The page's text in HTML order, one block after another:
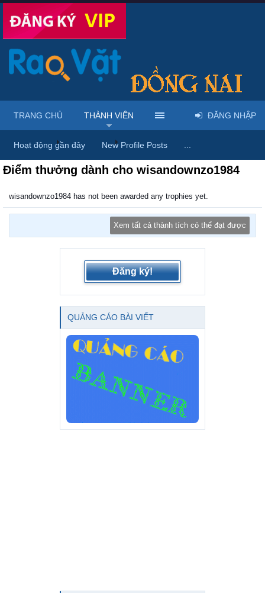
Trang chủ Thành viên wisandownzo1984
Điểm thưởng dành cho wisandownzo1984
wisandownzo1984 has not been awarded any trophies yet.
Xem tất cả thành tích có thể đạt được
Đăng ký!
QUẢNG CÁO BÀI VIẾT
TRANG CHỦ THÀNH VIÊN
Hoạt động gần đây New Profile Posts
ĐĂNG NHẬP